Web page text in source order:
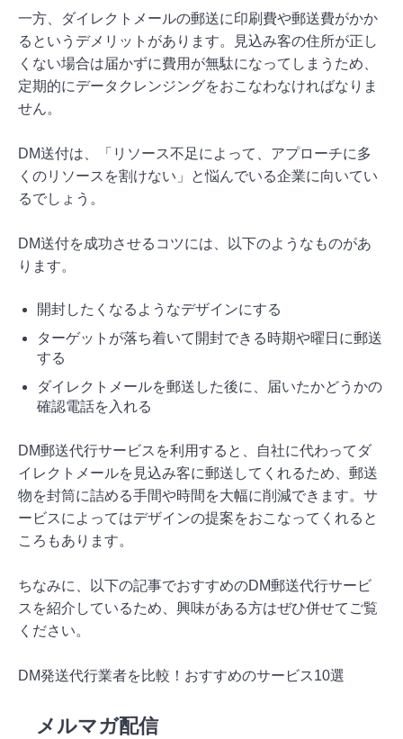
一方、ダイレクトメールの郵送に印刷費や郵送費がかか
るというデメリットがあります。見込み客の住所が正し
くない場合は届かずに費用が無駄になってしまうため、
定期的にデータクレンジングをおこなわなければなりま
せん。
DM送付は、「リソース不足によって、アプローチに多
くのリソースを割けない」と悩んでいる企業に向いてい
るでしょう。
DM送付を成功させるコツには、以下のようなものがあ
ります。
開封したくなるようなデザインにする
ターゲットが落ち着いて開封できる時期や曜日に郵送
する
ダイレクトメールを郵送した後に、届いたかどうかの
確認電話を入れる
DM郵送代行サービスを利用すると、自社に代わってダ
イレクトメールを見込み客に郵送してくれるため、郵送
物を封筒に詰める手間や時間を大幅に削減できます。サ
ービスによってはデザインの提案をおこなってくれると
ころもあります。
ちなみに、以下の記事でおすすめのDM郵送代行サービ
スを紹介しているため、興味がある方はぜひ併せてご覧
ください。
DM発送代行業者を比較！おすすめのサービス10選
メルマガ配信